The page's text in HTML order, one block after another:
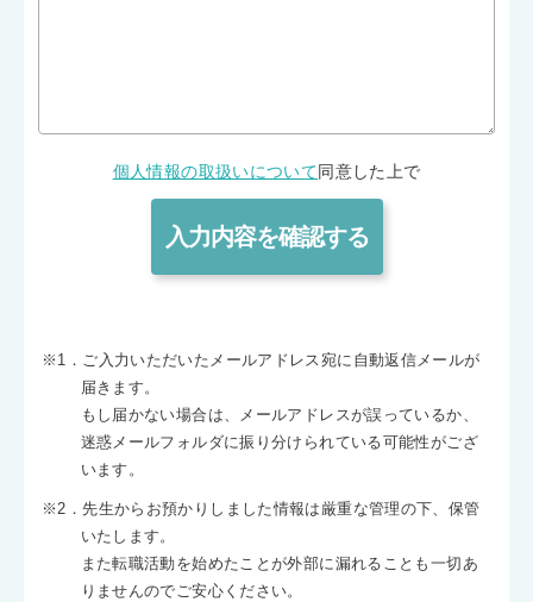
個人情報の取扱いについて 同意した上で
※1．ご入力いただいたメールアドレス宛に自動返信メールが
届きます。
もし届かない場合は、メールアドレスが誤っているか、
迷惑メールフォルダに振り分けられている可能性がござ
います。
※2．先生からお預かりしました情報は厳重な管理の下、保管
いたします。
また転職活動を始めたことが外部に漏れることも一切あ
りませんのでご安心ください。